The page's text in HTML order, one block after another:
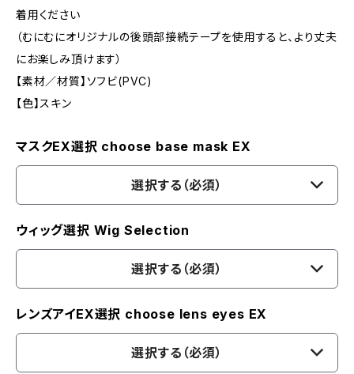
着用ください
（むにむにオリジナルの後頭部接続テープを使用すると、より丈夫
にお楽しみ頂けます）
【素材／材質】ソフビ(PVC)
【色】スキン
マスクEX選択 choose base mask EX
選択する（必須）
ウィッグ選択 Wig Selection
選択する（必須）
レンズアイEX選択 choose lens eyes EX
選択する（必須）